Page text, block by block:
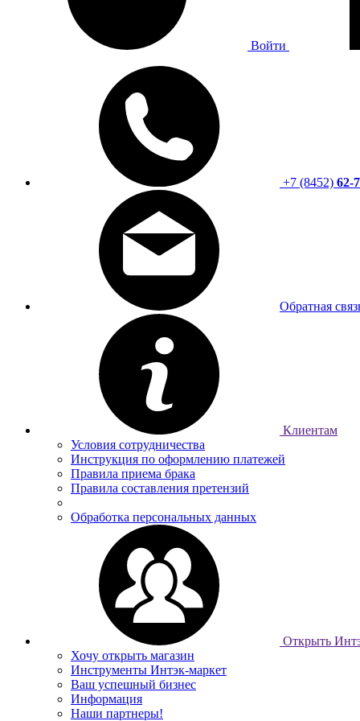
Войти
+7 (8452) 62-
Обратная
Клиентам
Условия сотрудничества
Инструкция по оформлению платежей
Правила приема брака
Правила составления претензий
Обработка персональных данных
Открыть
Хочу открыть магазин
Инструменты Интэк-маркет
Ваш успешный бизнес
Информация
Наши партнеры!